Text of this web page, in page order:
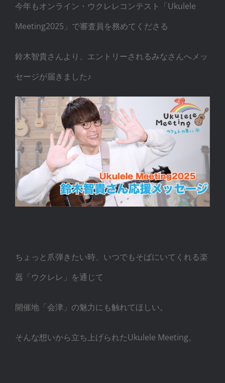
今年もオンライン・ウクレレコンテスト「Ukulele
Meeting2025」で審査員を務めてくださる
鈴木智貴さんより、エントリーされるみなさんへメッ
セージが届きました♪
ちょっと爪弾きたい時、いつでもそばにいてくれる楽
器「ウクレレ」を通じて
開催地「会津」の魅力にも触れてほしい。
そんな想いから立ち上げられたUkulele Meeting。